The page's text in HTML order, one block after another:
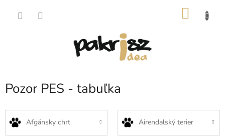
Pozor PES - tabuľka
Afgánsky chrt Airendalský terier